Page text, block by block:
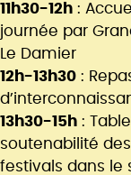
11h30-12h :
journée par
Le Damier
12h-13h30 :
13h30-15h :
soutenabilité
festivals dans le